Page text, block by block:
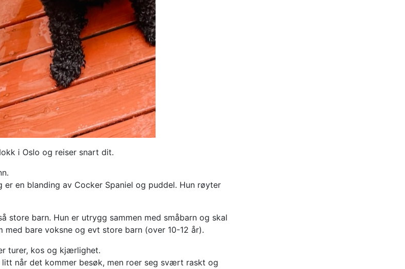
i Oslo og reiser snart dit.
er en blanding av Cocker Spaniel og puddel. Hun røyter
store barn. Hun er utrygg sammen med småbarn og skal
bare voksne og evt store barn (over 10-12 år).
turer, kos og kjærlighet.
når det kommer besøk, men roer seg svært raskt og